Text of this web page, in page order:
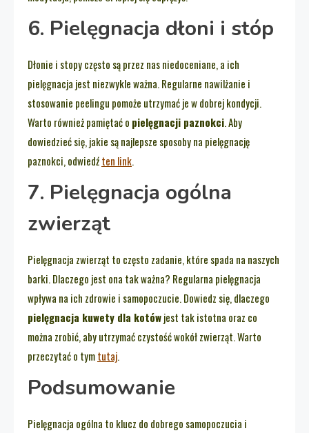
6. Pielęgnacja dłoni i stóp
Dłonie i stopy często są przez nas niedoceniane, a ich
pielęgnacja jest niezwykle ważna. Regularne nawilżanie i
stosowanie peelingu pomoże utrzymać je w dobrej kondycji.
Warto również pamiętać o pielęgnacji paznokci. Aby
dowiedzieć się, jakie są najlepsze sposoby na pielęgnację
paznokci, odwiedźten link.
7. Pielęgnacja ogólna
zwierząt
Pielęgnacja zwierząt to często zadanie, które spada na naszych
barki. Dlaczego jest ona tak ważna? Regularna pielęgnacja
wpływa na ich zdrowie i samopoczucie. Dowiedz się, dlaczego
pielęgnacja kuwety dla kotówjest tak istotna oraz co
można zrobić, aby utrzymać czystość wokół zwierząt. Warto
przeczytać o tymtutaj.
Podsumowanie
Pielęgnacja ogólna to klucz do dobrego samopoczucia i